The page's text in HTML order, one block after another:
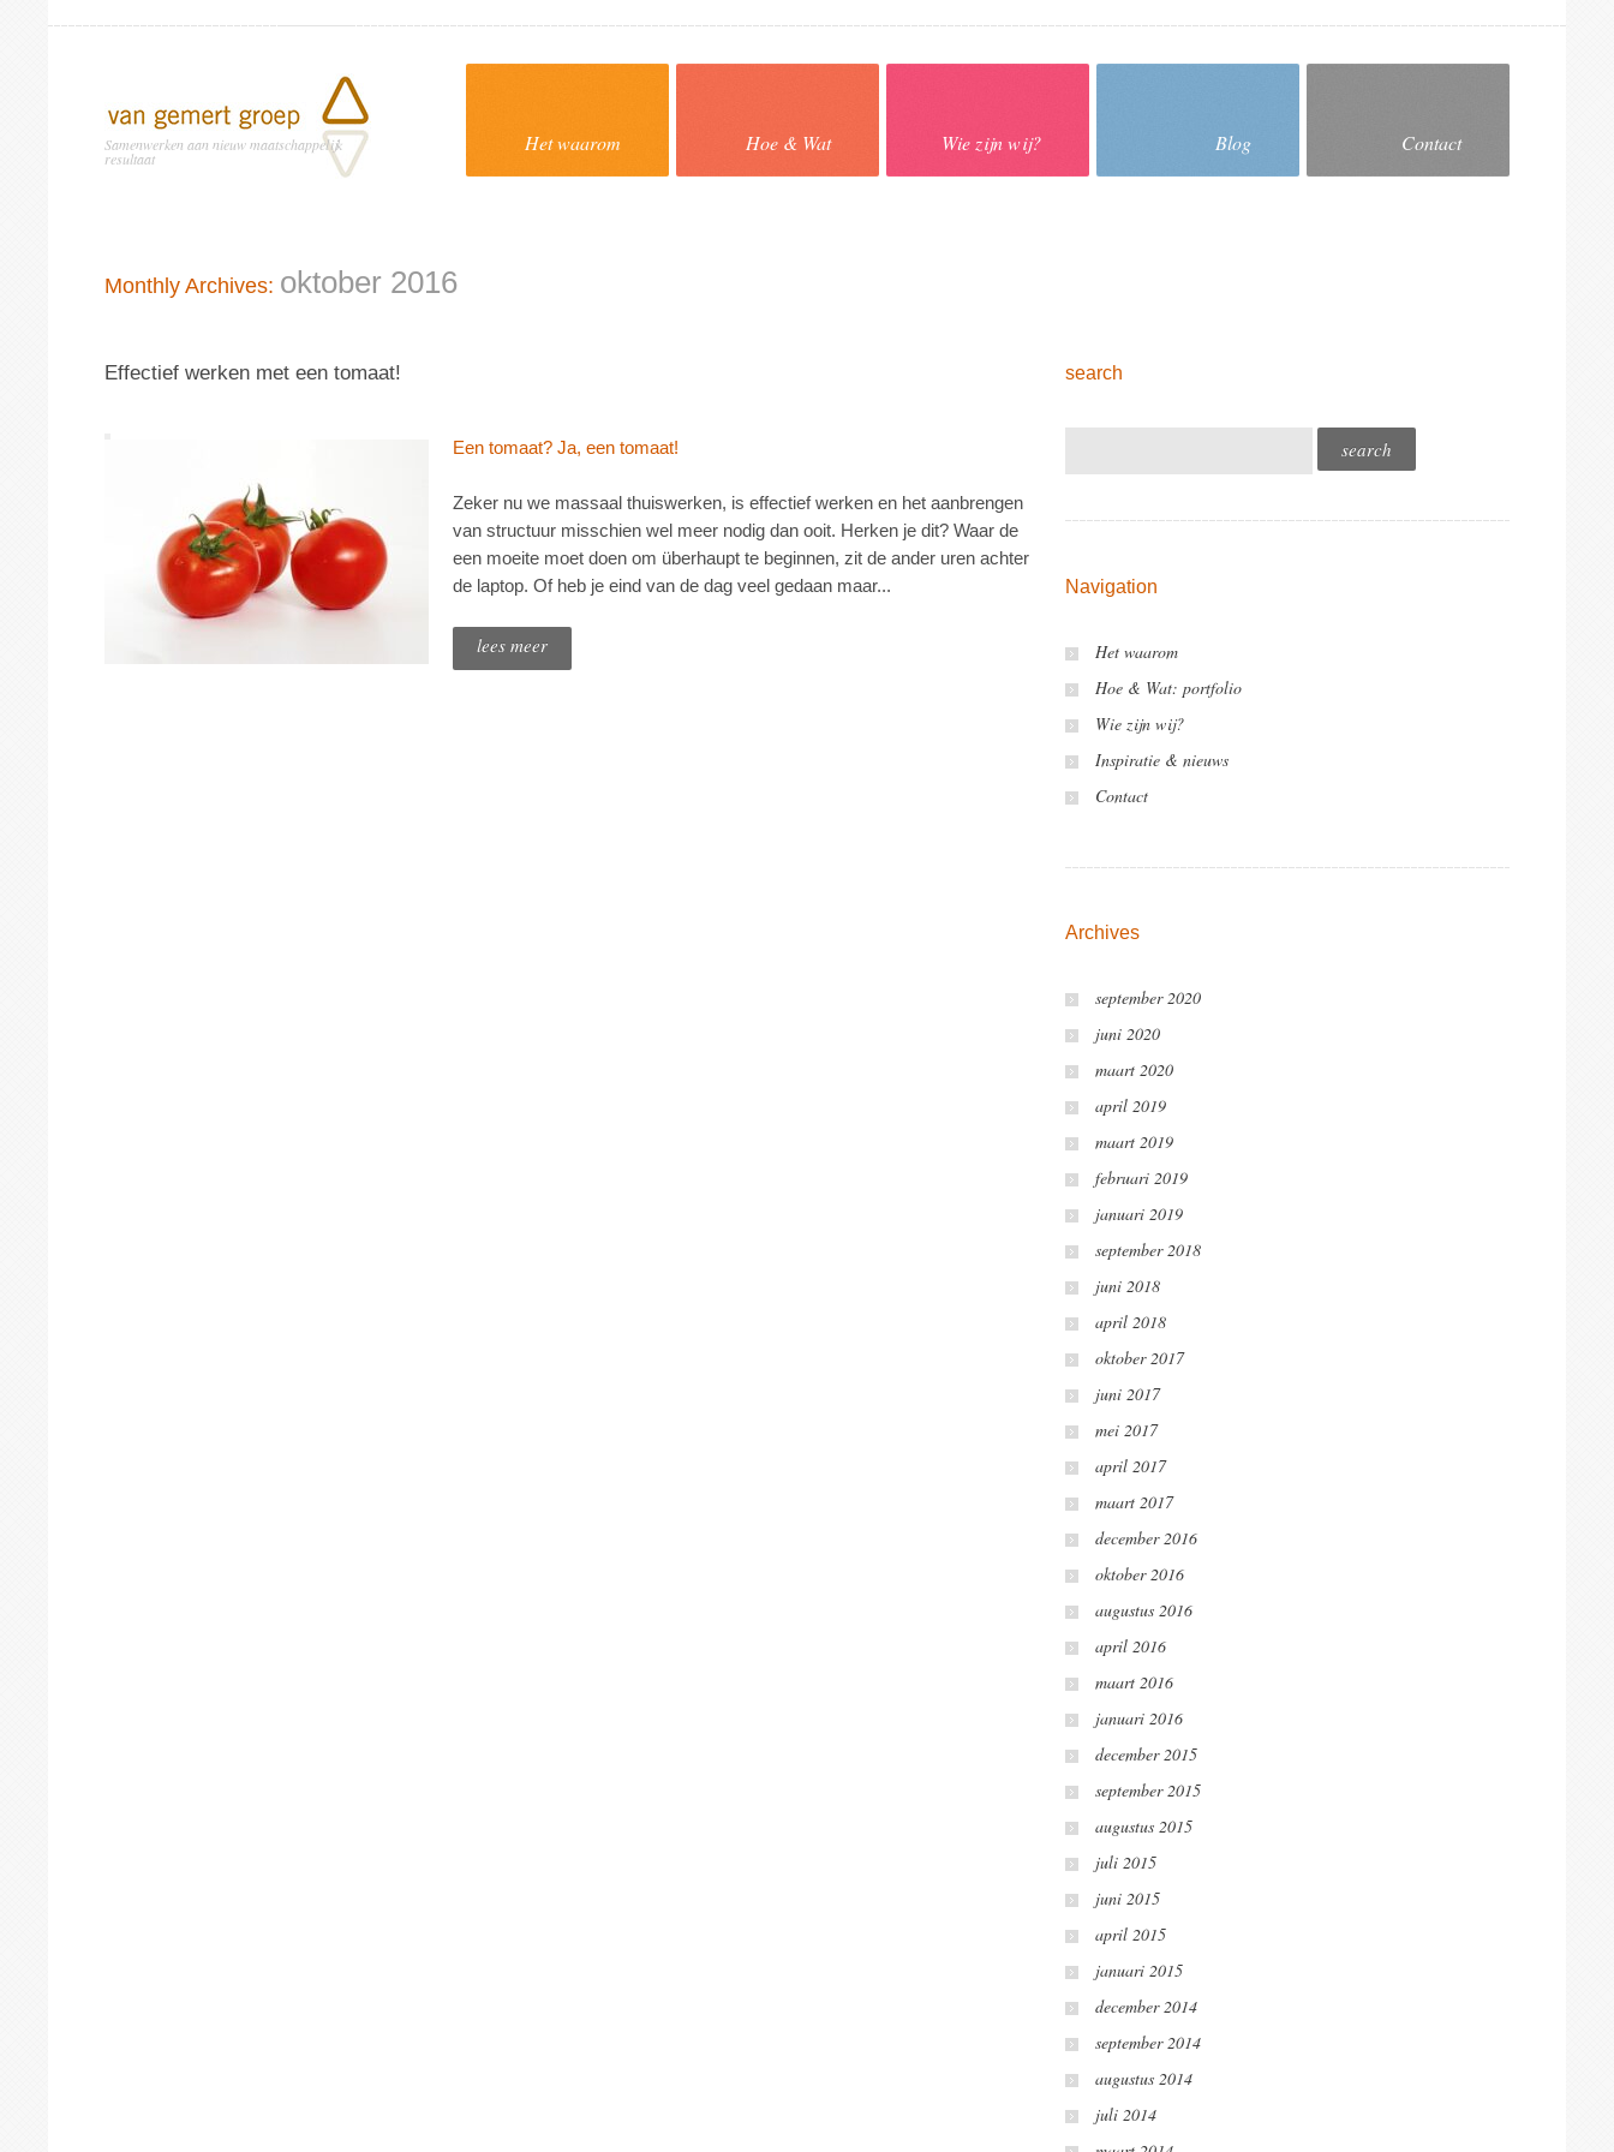
Samenwerken aan nieuw maatschappelijk
resultaat
Het waarom Hoe & Wat Wie zijn wij? Blog Contact
Monthly Archives: oktober 2016
Effectief werken met een tomaat!
Een tomaat? Ja, een tomaat!
Zeker nu we massaal thuiswerken, is effectief werken en het aanbrengen
van structuur misschien wel meer nodig dan ooit. Herken je dit? Waar de
een moeite moet doen om überhaupt te beginnen, zit de ander uren achter
de laptop. Of heb je eind van de dag veel gedaan maar...
lees meer
search
Navigation
Het waarom
Hoe & Wat: portfolio
Wie zijn wij?
Inspiratie & nieuws
Contact
Archives
september 2020
juni 2020
maart 2020
april 2019
maart 2019
februari 2019
januari 2019
september 2018
juni 2018
april 2018
oktober 2017
juni 2017
mei 2017
april 2017
maart 2017
december 2016
oktober 2016
augustus 2016
april 2016
maart 2016
januari 2016
december 2015
september 2015
augustus 2015
juli 2015
juni 2015
april 2015
januari 2015
december 2014
september 2014
augustus 2014
juli 2014